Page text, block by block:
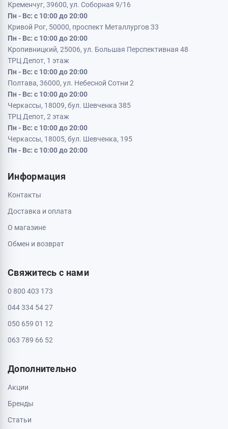
Кременчуг, 39600, ул. Соборная 9/16
Пн - Вс: с 10:00 до 20:00
Кривой Рог, 50000, проспект Металлургов 33
Пн - Вс: с 10:00 до 20:00
Кропивницкий, 25006, ул. Большая Перспективная 48
ТРЦ Депот, 1 этаж
Пн - Вс: с 10:00 до 20:00
Полтава, 36000, ул. Небесной Сотни 2
Пн - Вс: с 10:00 до 20:00
Черкассы, 18009, бул. Шевченка 385
ТРЦ Депот, 2 этаж
Пн - Вс: с 10:00 до 20:00
Черкассы, 18005, бул. Шевченка, 195
Пн - Вс: с 10:00 до 20:00
Информация
Контакты
Доставка и оплата
О магазине
Обмен и возврат
Свяжитесь с нами
0 800 403 173
044 334 54 27
050 659 01 12
063 789 66 52
Дополнительно
Акции
Бренды
Статьи